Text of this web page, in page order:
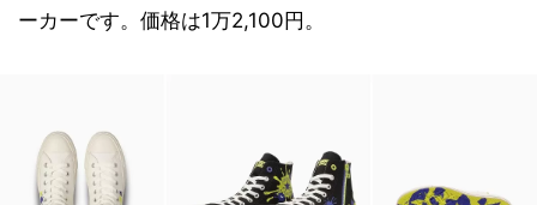
ーカーです。価格は1万2,100円。